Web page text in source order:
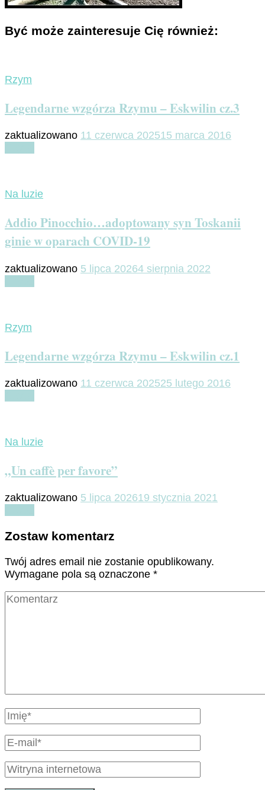
Być może zainteresuje Cię również:
Rzym
Legendarne wzgórza Rzymu – Eskwilin cz.3
zaktualizowano 11 czerwca 202515 marca 2016
Na luzie
Addio Pinocchio…adoptowany syn Toskanii
ginie w oparach COVID-19
zaktualizowano 5 lipca 20264 sierpnia 2022
Rzym
Legendarne wzgórza Rzymu – Eskwilin cz.1
zaktualizowano 11 czerwca 202525 lutego 2016
Na luzie
„Un caffè per favore”
zaktualizowano 5 lipca 202619 stycznia 2021
Zostaw komentarz
Twój adres email nie zostanie opublikowany.
Wymagane pola są oznaczone *